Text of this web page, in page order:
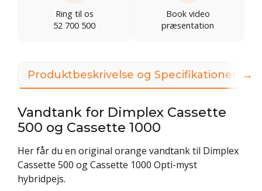
Ring til os
52 700 500
Book video
præsentation
Produktbeskrivelse og Specifikationer
Vandtank for Dimplex Cassette
500 og Cassette 1000
Her får du en original orange vandtank til Dimplex
Cassette 500 og Cassette 1000 Opti-myst
hybridpejs.
→